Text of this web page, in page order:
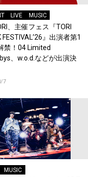
LIVE MUSIC
、主催フェス『TORI
FESTIVAL’26』出演者第1
禁！04 Limited
、w.o.d.などが出演決
7
MUSIC